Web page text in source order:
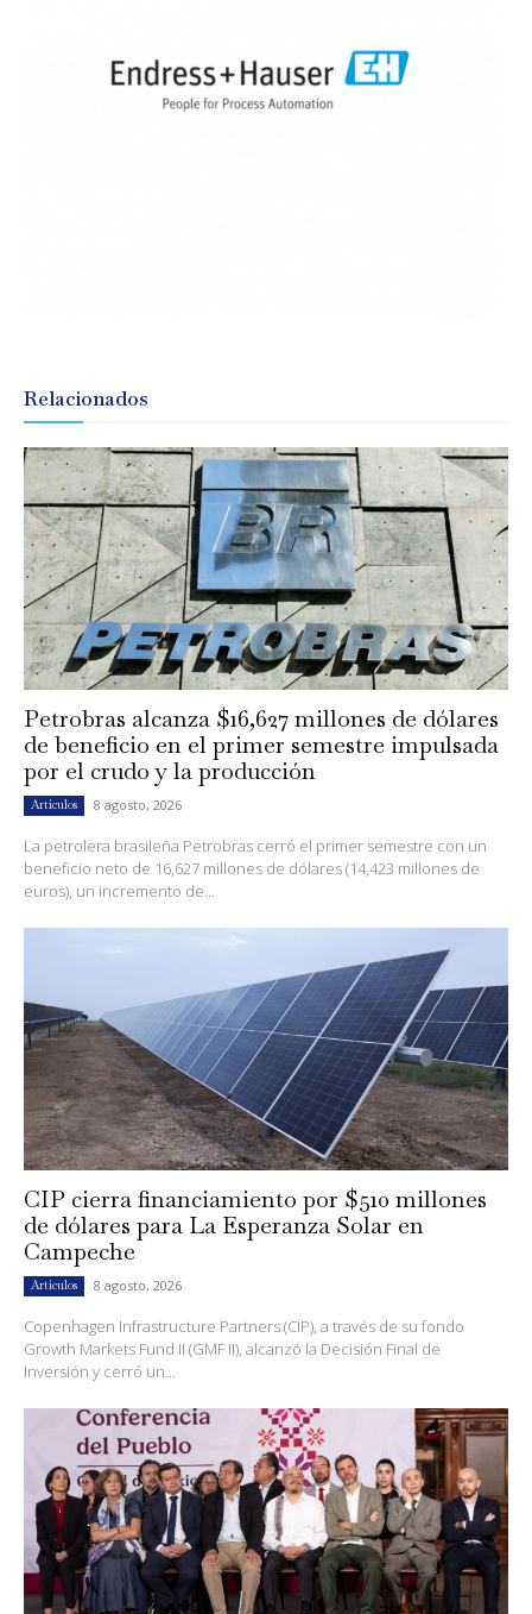
Relacionados
Petrobras alcanza $16,627 millones de dólares
de beneficio en el primer semestre impulsada
por el crudo y la producción
Artículos 8 agosto, 2026
La petrolera brasileña Petrobras cerró el primer semestre con un
beneficio neto de 16,627 millones de dólares (14,423 millones de
euros), un incremento de...
CIP cierra financiamiento por $510 millones
de dólares para La Esperanza Solar en
Campeche
Artículos 8 agosto, 2026
Copenhagen Infrastructure Partners (CIP), a través de su fondo
Growth Markets Fund II (GMF II), alcanzó la Decisión Final de
Inversión y cerró un...